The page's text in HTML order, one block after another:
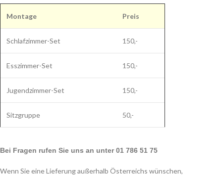
Montage Preis
Schlafzimmer-Set 150,-
Esszimmer-Set 150,-
Jugendzimmer-Set 150,-
Sitzgruppe 50,-
Bei Fragen rufen Sie uns an unter 01 786 51 75
Wenn Sie eine Lieferung außerhalb Österreichs wünschen,